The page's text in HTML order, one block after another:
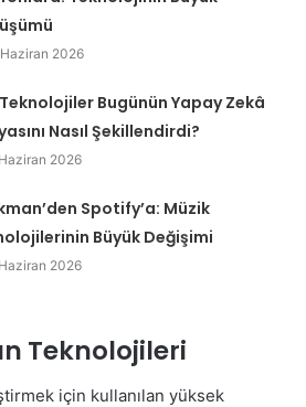
2026
Teknolojiler Bugünün Yapay Zekâ
Nasıl Şekillendirdi?
2026
Spotify’a: Müzik
Büyük Değişimi
2026
Teknolojileri
için kullanılan yüksek